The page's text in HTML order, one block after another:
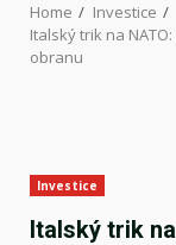
Home
Investice
Italský trik na
obranu
Investice
Italský trik